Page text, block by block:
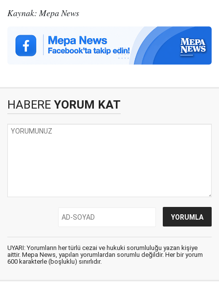
Kaynak: Mepa News
HABERE YORUM KAT
UYARI: Yorumların her türlü cezai ve hukuki sorumluluğu yazan kişiye
aittir. Mepa News, yapılan yorumlardan sorumlu değildir. Her bir yorum
600 karakterle (boşluklu) sınırlıdır.